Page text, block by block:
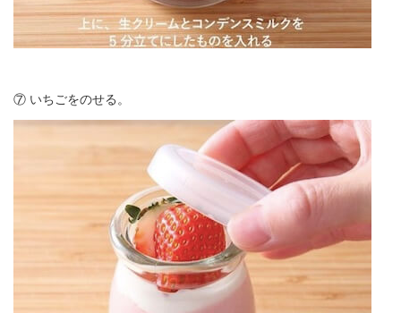
⑦ いちごをのせる。